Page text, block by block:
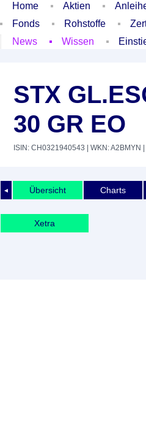
Home Aktien
Fonds
Rohstoffe
News
Wissen
STX
30 GR EO
ISIN: CH0321940543 | WKN: A2BMYN
◄ Übersicht Charts
Xetra